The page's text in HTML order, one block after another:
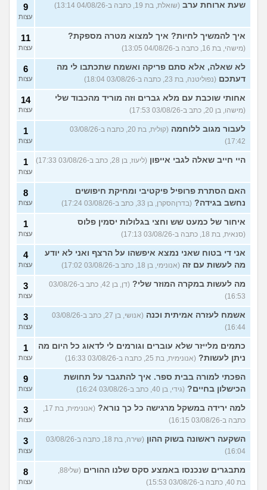
שעת ארוחת ערב (שואלת, בת 19, כתבה ב-04/08/26 13:14) 9
עצות
איך להמשיך לחיות? איך למצוא מטרה מספקת?
(מישהי, בת 16, כתבה ב-04/08/26 13:05)
11
עצות
לא שאלה, אלא סתם פריקה ואשמח שתכתבו לי מה
דעתכם (נפוליטנה, בת 23, כתבה ב-03/08/26 18:04)
6
עצות
אחותי שוכבת עם מלא גברים וזה מוריד מהכבוד שלי
(מישהו, בן 20, כתב ב-03/08/26 17:53)
14
עצות
לעבור מגוב ללוחמה
(קולית, בת 20, כתבה ב-03/08/26
17:42)
1
עצות
היי חייב שאלה לגבי אייפון (ליעוז, בן 28, כתב ב-03/08/26 17:33) 1
עצות
האם הסתרת פרופיל פיקטיבי ומחיקת חיפושים
נחשב בגידה? (בדרןהסקרן, בן 33, כתב ב-03/08/26 17:24)
8
עצות
איחור של כמעט שש וחצי בגלולות יסמין פלוס
(סנאית, בת 18, כתבה ב-03/08/26 17:13)
1
עצות
אני די בטוח שאני נמצא איפשהו על הרצף ואני לא יודע
מה לעשות עם זה (אנונימי, בן 18, כתב ב-03/08/26 17:02)
4
עצות
מה לעשות במקרה המוזר שלי?
(דן, בן 42, כתב ב-03/08/26
16:53)
3
עצות
אשמח לעזרה אמיתית וכנה
(אנושי, בן 27, כתב ב-03/08/26
16:44)
3
עצות
כתמים מלייזר שלא עוברים וגורמים לי לדאוג כל היום מה
ניתן לעשות? (אנונימית, בת 25, כתבה ב-03/08/26 16:33)
1
עצות
הפכתי למורה בבית ספר. איך להתגבר על תחושת
הכישלון בחיים? (גידי, בן 40, כתב ב-03/08/26 16:24)
9
עצות
למה ירידה במשקל מרגישה כל כך נורא?
(אנונימית, בת 17,
כתבה ב-03/08/26 16:15)
3
עצות
השקעה ראשונה בשוק ההון
(שירה, בת 18, כתבה ב-03/08/26
16:04)
3
עצות
מתבגרים שנכנסו באמצע סקס שלנו ההורים
(שלי88,
בת 40, כתבה ב-03/08/26 15:53)
8
עצות